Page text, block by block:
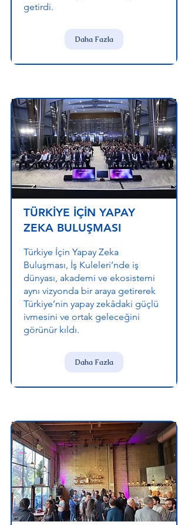
getirdi.
Daha Fazla
TÜRKİYE İÇİN YAPAY
ZEKA BULUŞMASI
Türkiye İçin Yapay Zeka
Buluşması, İş Kuleleri’nde iş
dünyası, akademi ve ekosistemi
aynı vizyonda bir araya getirerek
Türkiye’nin yapay zekâdaki güçlü
ivmesini ve ortak geleceğini
görünür kıldı.
Daha Fazla